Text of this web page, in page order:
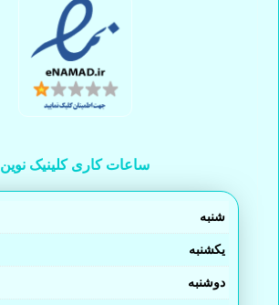
ساعات کاری کلینیک نوین
شنبه
یکشنبه
دوشنبه